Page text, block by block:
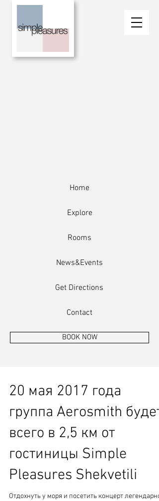
Home
Explore
Rooms
News&Events
Get Directions
Contact
BOOK NOW
20 мая 2017 года
группа Aerosmith будет
всего в 2,5 км от
гостиницы Simple
Pleasures Shekvetili
Отдохнуть у моря и посетить концерт